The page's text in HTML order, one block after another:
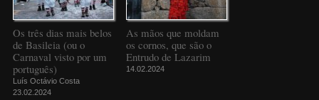
Os três dias mais belos
de Basileia (ou o
Carnaval visto por um
português)
Luís Octávio Costa
23.02.2024
As mãos que moldam
os cornos, que são o
Entrudo de Lazarim
14.02.2024